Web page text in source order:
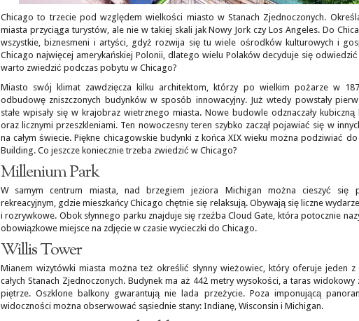
Chicago to trzecie pod względem wielkości miasto w Stanach Zjednoczonych.
miasta przyciąga turystów, ale nie w takiej skali jak Nowy Jork czy Los Angeles. Do
wszystkie, biznesmeni i artyści, gdyż rozwija się tu wiele ośrodków kulturowych i
Chicago najwięcej amerykańskiej Polonii, dlatego wielu Polaków decyduje się
warto zwiedzić podczas pobytu w Chicago?
Miasto swój klimat zawdzięcza kilku architektom, którzy po wielkim pożarze w
odbudowę zniszczonych budynków w sposób innowacyjny. Już wtedy powstały
stałe wpisały się w krajobraz wietrznego miasta. Nowe budowle odznaczały kubiczną
oraz licznymi przeszkleniami. Ten nowoczesny teren szybko zaczął pojawiać się w
na całym świecie. Piękne chicagowskie budynki z końca XIX wieku można podziwiać
Building. Co jeszcze koniecznie trzeba zwiedzić w Chicago?
Millenium Park
W samym centrum miasta, nad brzegiem jeziora Michigan można cieszyć się
rekreacyjnym, gdzie mieszkańcy Chicago chętnie się relaksują. Obywają się liczne
i rozrywkowe. Obok słynnego parku znajduje się rzeźba Cloud Gate, która potocznie
obowiązkowe miejsce na zdjęcie w czasie wycieczki do Chicago.
Willis Tower
Mianem wizytówki miasta można też określić słynny wieżowiec, który oferuje jeden
całych Stanach Zjednoczonych. Budynek ma aż 442 metry wysokości, a taras
piętrze. Oszklone balkony gwarantują nie lada przeżycie. Poza imponującą
widoczności można obserwować sąsiednie stany: Indianę, Wisconsin i Michigan.